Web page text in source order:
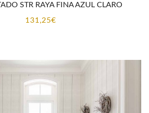
STR RAYA FINA AZUL CLARO
131,25€